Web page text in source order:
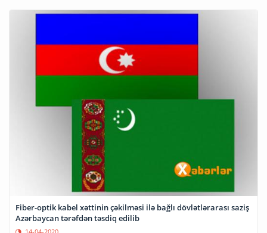
Fiber-optik kabel xəttinin çəkilməsi ilə bağlı dövlətlərarası saziş
Azərbaycan tərəfdən təsdiq edilib